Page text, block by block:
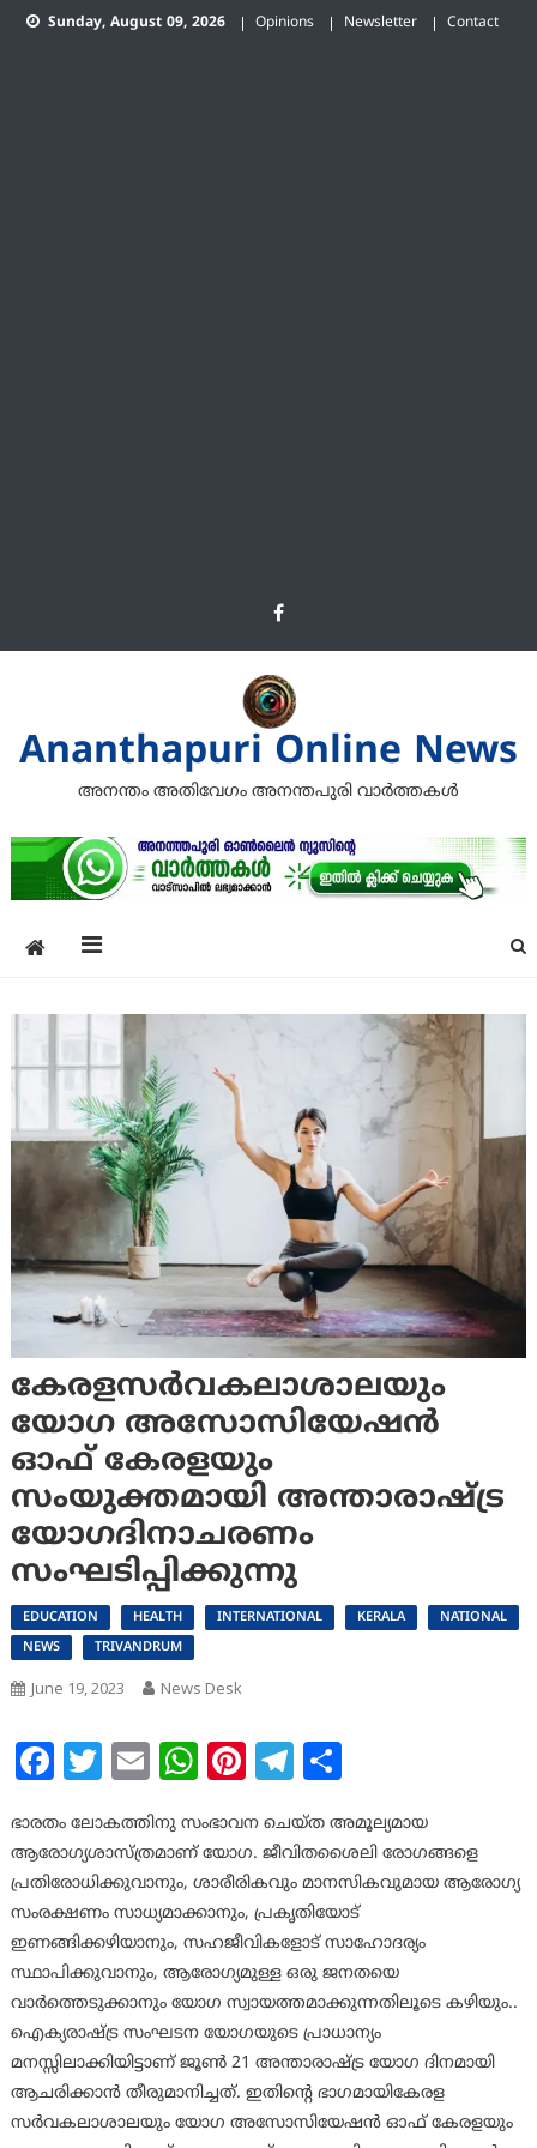
Skip
Sunday, August 09, 2026 Opinions Newsletter Contact
Ananthapuri Online News
അനന്തം അതിവേഗം അനന്തപുരി വാര്‍ത്തകള്‍
കേരളസർവകലാശാലയും
യോഗ അസോസിയേഷൻ
ഓഫ് കേരളയും
സംയുക്തമായി അന്താരാഷ്ട്ര
യോഗദിനാചരണം
സംഘടിപ്പിക്കുന്നു
EDUCATION HEALTH INTERNATIONAL KERALA
NATIONAL
NEWS
TRIVANDRUM
June 19, 2023 News Desk
Facebook
Twitter
EmailWhatsApp
Pinterest
Telegram
Share
ഭാരതം ലോകത്തിനു സംഭാവന ചെയ്ത അമൂല്യമായ
ആരോഗ്യശാസ്ത്രമാണ് യോഗ. ജീവിതശൈലി രോഗങ്ങളെ
പ്രതിരോധിക്കുവാനും, ശാരീരികവും മാനസികവുമായ ആരോഗ്യ
സംരക്ഷണം സാധ്യമാക്കാനും, പ്രകൃതിയോട്
ഇണങ്ങിക്കഴിയാനും, സഹജീവികളോട് സാഹോദര്യം
സ്ഥാപിക്കുവാനും, ആരോഗ്യമുള്ള ഒരു ജനതയെ
വാർത്തെടുക്കാനും യോഗ സ്വായത്തമാക്കുന്നതിലൂടെ കഴിയും..
ഐക്യരാഷ്ട്ര സംഘടന യോഗയുടെ പ്രാധാന്യം
മനസ്സിലാക്കിയിട്ടാണ് ജൂൺ 21 അന്താരാഷ്ട്ര യോഗ ദിനമായി
ആചരിക്കാൻ തീരുമാനിച്ചത്. ഇതിന്റെ ഭാഗമായികേരള
സർവകലാശാലയും യോഗ അസോസിയേഷൻ ഓഫ് കേരളയും